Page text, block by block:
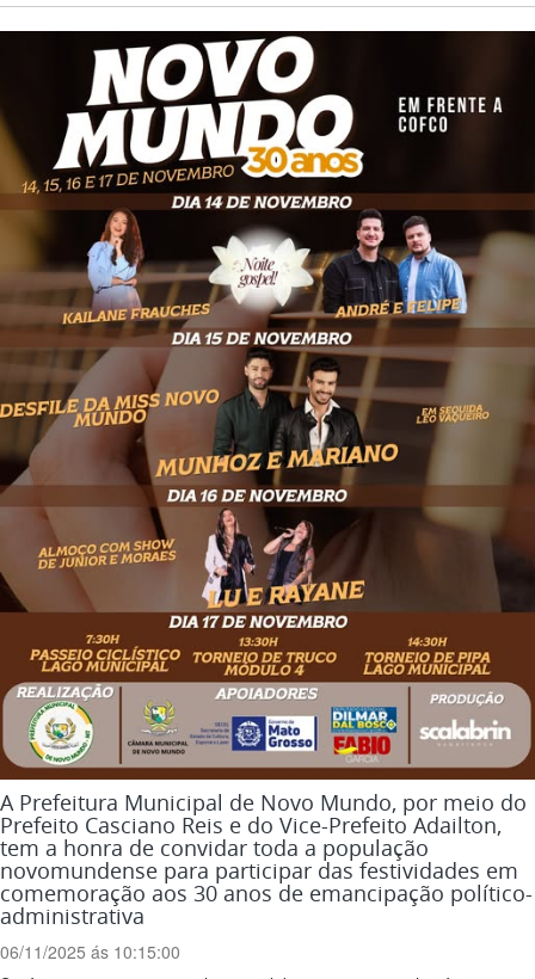
A Prefeitura Municipal de Novo Mundo, por meio do
Prefeito Casciano Reis e do Vice-Prefeito Adailton,
tem a honra de convidar toda a população
novomundense para participar das festividades em
comemoração aos 30 anos de emancipação político-
administrativa
06/11/2025 ás 10:15:00